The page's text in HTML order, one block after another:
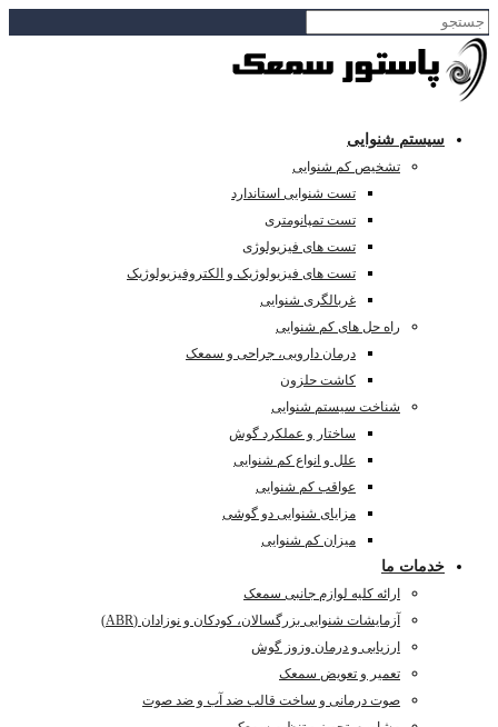
سیستم شنوایی
تشخیص کم شنوایی
تست شنوایی استاندارد
تست تمپانومتری
تست های فیزیولوژی
تست های فیزیولوژیک و الکتروفیزیولوژیک
غربالگری شنوایی
راه حل های کم شنوایی
درمان دارویی، جراحی و سمعک
کاشت حلزون
شناخت سیستم شنوایی
ساختار و عملکرد گوش
علل و انواع کم شنوایی
عواقب کم شنوایی
مزایای شنوایی دو گوشی
میزان کم شنوایی
خدمات ما
ارائه کلیه لوازم جانبی سمعک
آزمایشات شنوایی بزرگسالان، کودکان و نوزادان (ABR)
ارزیابی و درمان وزوز گوش
تعمیر و تعویض سمعک
صوت درمانی و ساخت قالب ضد آب و ضد صوت